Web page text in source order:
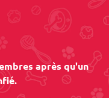
après qu'un